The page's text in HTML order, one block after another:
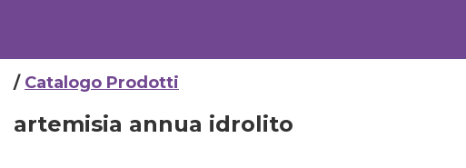
/ Catalogo Prodotti
artemisia annua idrolito